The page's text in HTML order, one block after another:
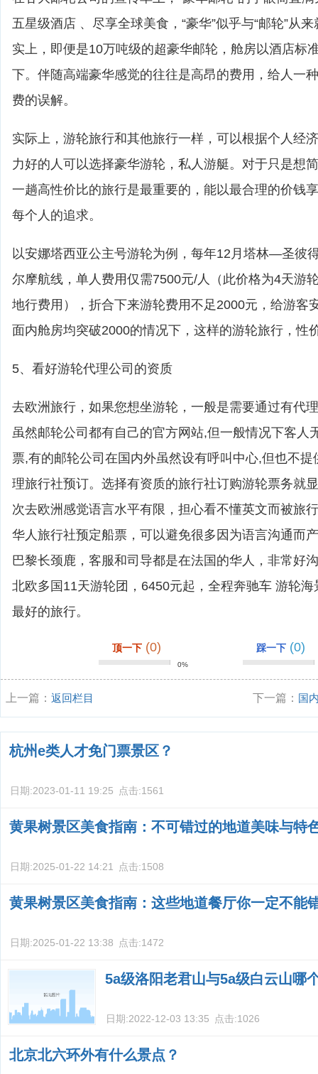
五星级酒店 、尽享全球美食，“豪华”似乎与“邮轮”从
实上，即便是10万吨级的超豪华邮轮，舱房以酒店标
下。伴随高端豪华感觉的往往是高昂的费用，给人一
费的误解。
实际上，游轮旅行和其他旅行一样，可以根据个人经
力好的人可以选择豪华游轮，私人游艇。对于只是想
一趟高性价比的旅行是最重要的，能以最合理的价钱
每个人的追求。
以安娜塔西亚公主号游轮为例，每年12月塔林—圣
尔摩航线，单人费用仅需7500元/人（此价格为4天游
地行费用），折合下来游轮费用不足2000元，给游客
面内舱房均突破2000的情况下，这样的游轮旅行，性
5、看好游轮代理公司的资质
去欧洲旅行，如果您想坐游轮，一般是需要通过有代
虽然邮轮公司都有自己的官方网站,但一般情况下客人
票,有的邮轮公司在国内外虽然设有呼叫中心,但也不
理旅行社预订。选择有资质的旅行社订购游轮票务就
次去欧洲感觉语言水平有限，担心看不懂英文而被旅
华人旅行社预定船票，可以避免很多因为语言沟通而
巴黎长颈鹿，客服和司导都是在法国的华人，非常好
北欧多国11天游轮团，6450元起，全程奔驰车 游轮
最好的旅行。
顶一下 (0)
0%
踩一下 (0)
上一篇： 返回栏目 下一篇： 国
杭州e类人才免门票景区？
日期:2023-01-11 19:25 点击:1561
黄果树景区美食指南：不可错过的地道美味与特
日期:2025-01-22 14:21 点击:1508
黄果树景区美食指南：这些地道餐厅你一定不能
日期:2025-01-22 13:38 点击:1472
5a级洛阳老君山与5a级白云山哪
日期:2022-12-03 13:35 点击:1026
北京北六环外有什么景点？